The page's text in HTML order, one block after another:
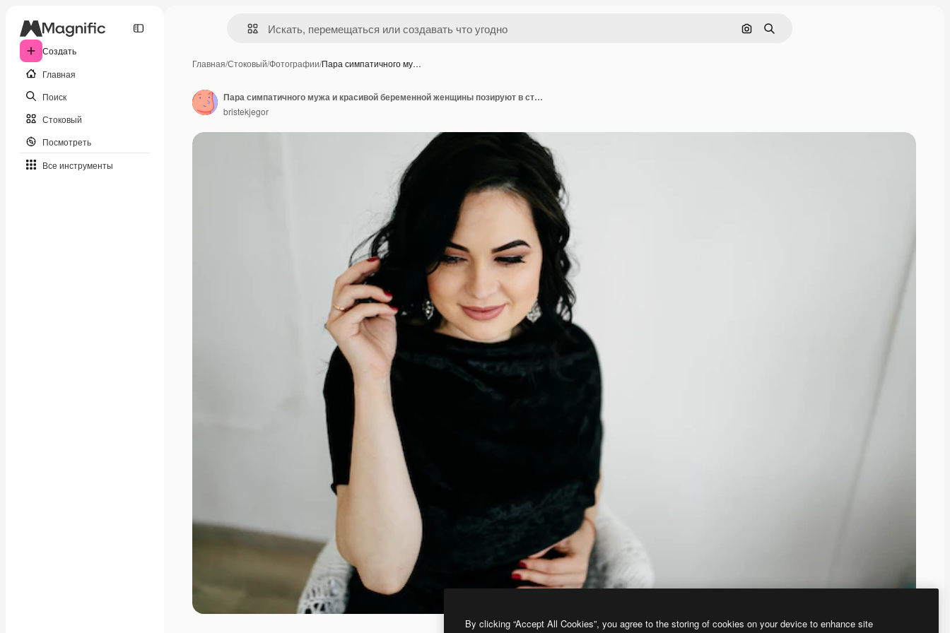
Создать
Главная
Поиск
Стоковый
Посмотреть
Все инструменты
Поиск по изображению
Поиск
Главная/Стоковый/Фотографии/Пара симпатичного му…
Пара симпатичного мужа и красивой беременной женщины позируют в студии
bristekjegor
By clicking “Accept All Cookies”, you agree to the storing of cookies on your device to enhance site